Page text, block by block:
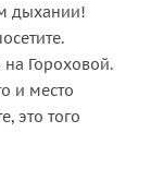
дыхании!
Гороховой.
и место
это того